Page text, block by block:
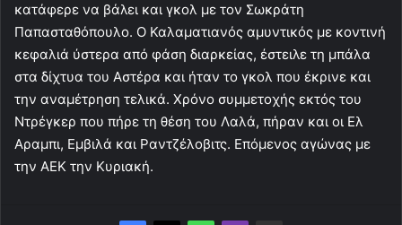
κατάφερε να βάλει και γκολ με τον Σωκράτη
Παπασταθόπουλο. Ο Καλαματιανός αμυντικός με κοντινή
κεφαλιά ύστερα από φάση διαρκείας, έστειλε τη μπάλα
στα δίχτυα του Αστέρα και ήταν το γκολ που έκρινε και
την αναμέτρηση τελικά. Χρόνο συμμετοχής εκτός του
Ντρέγκερ που πήρε τη θέση του Λαλά, πήραν και οι Ελ
Αραμπι, Εμβιλά και Ραντζέλοβιτς. Επόμενος αγώνας με
την ΑΕΚ την Κυριακή.